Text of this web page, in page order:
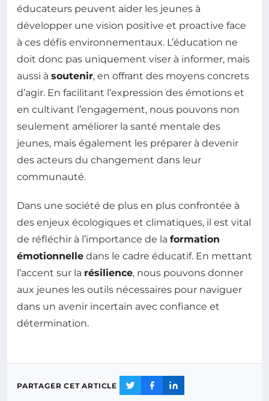
éducateurs peuvent aider les jeunes à
développer une vision positive et proactive face
à ces défis environnementaux. L’éducation ne
doit donc pas uniquement viser à informer, mais
aussi à soutenir, en offrant des moyens concrets
d’agir. En facilitant l’expression des émotions et
en cultivant l’engagement, nous pouvons non
seulement améliorer la santé mentale des
jeunes, mais également les préparer à devenir
des acteurs du changement dans leur
communauté.
Dans une société de plus en plus confrontée à
des enjeux écologiques et climatiques, il est vital
de réfléchir à l’importance de la formation
émotionnelle dans le cadre éducatif. En mettant
l’accent sur la résilience, nous pouvons donner
aux jeunes les outils nécessaires pour naviguer
dans un avenir incertain avec confiance et
détermination.
PARTAGER CET ARTICLE